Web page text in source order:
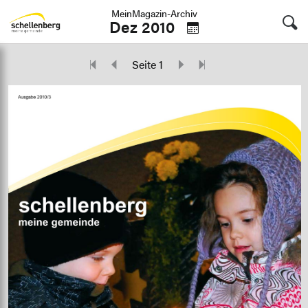
MeinMagazin-Archiv
Dez 2010
Seite 1